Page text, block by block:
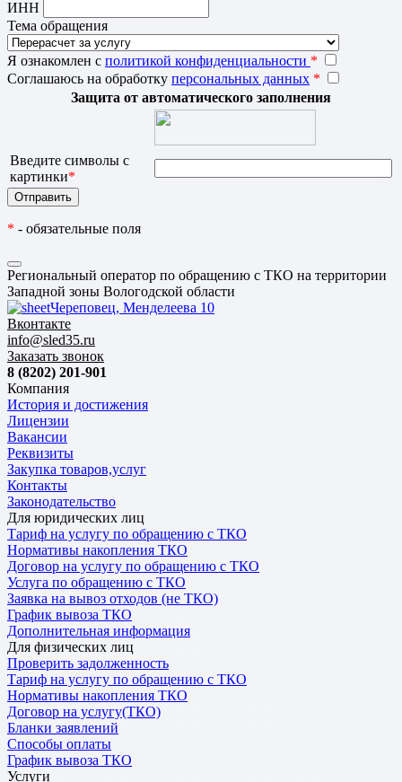
ИНН
Тема обращения
Я ознакомлен с политикой конфиденциальности *
Соглашаюсь на обработку персональных данных *
Защита от автоматического заполнения
Введите символы с
картинки*
* - обязательные поля
Региональный оператор по обращению с ТКО на территории
Западной зоны Вологодской области
Череповец, Менделеева 10
Вконтакте
info@sled35.ru
Заказать звонок
8 (8202) 201-901
Компания
История и достижения
Лицензии
Вакансии
Реквизиты
Закупка товаров,услуг
Контакты
Законодательство
Для юридических лиц
Тариф на услугу по обращению с ТКО
Нормативы накопления ТКО
Договор на услугу по обращению с ТКО
Услуга по обращению с ТКО
Заявка на вывоз отходов (не ТКО)
График вывоза ТКО
Дополнительная информация
Для физических лиц
Проверить задолженность
Тариф на услугу по обращению с ТКО
Нормативы накопления ТКО
Договор на услугу(ТКО)
Бланки заявлений
Способы оплаты
График вывоза ТКО
Услуги